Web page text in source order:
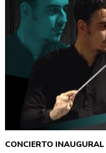
CONCIERTO INAUGURAL